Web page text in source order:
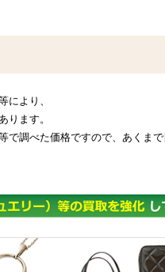
により、
ります。
調べた価格ですので、あくまで